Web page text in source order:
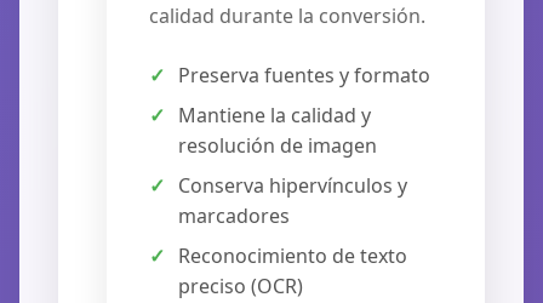
calidad durante la conversión.
Preserva fuentes y formato
Mantiene la calidad y
resolución de imagen
Conserva hipervínculos y
marcadores
Reconocimiento de texto
preciso (OCR)